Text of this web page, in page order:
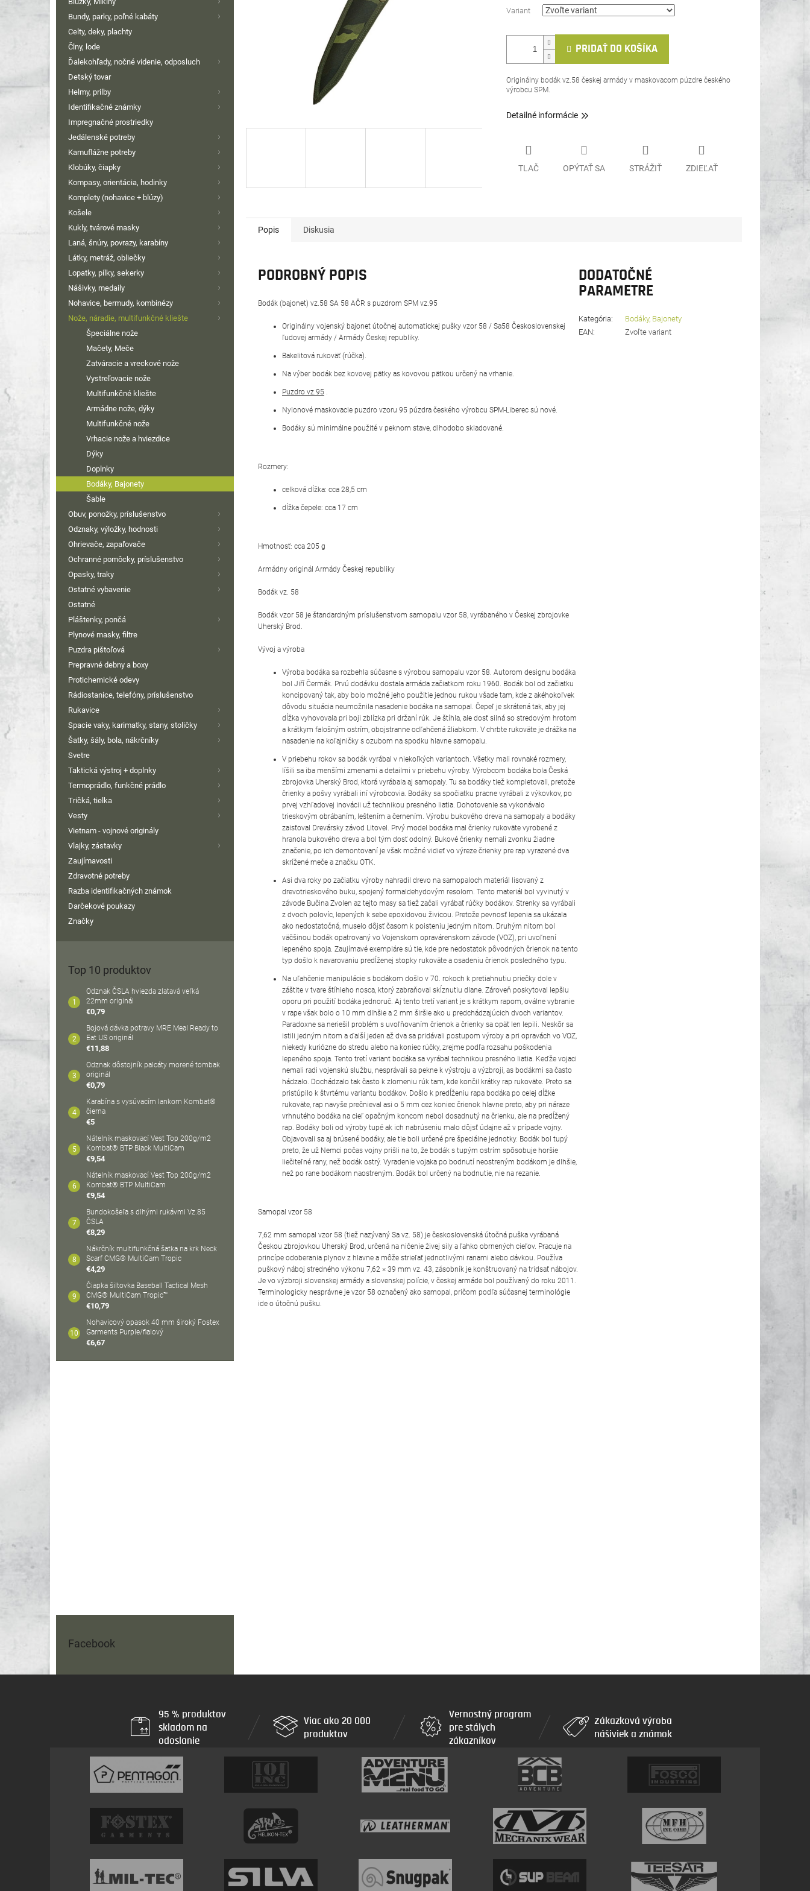
Bundy, parky, poľné kabáty
Celty, deky, plachty
Člny, lode
Ďalekohľady, nočné videnie, odposluch
Detský tovar
Helmy, prilby
Identifikačné známky
Impregnačné prostriedky
Jedálenské potreby
Kamuflážne potreby
Klobúky, čiapky
Kompasy, orientácia, hodinky
Komplety (nohavice + blúzy)
Košele
Kukly, tvárové masky
Laná, šnúry, povrazy, karabíny
Látky, metráž, obliečky
Lopatky, pílky, sekerky
Nášivky, medaily
Nohavice, bermudy, kombinézy
Nože, náradie, multifunkčné kliešte
Špeciálne nože
Mačety, Meče
Zatváracie a vreckové nože
Vystreľovacie nože
Multifunkčné kliešte
Armádne nože, dýky
Multifunkčné nože
Vrhacie nože a hviezdice
Dýky
Doplnky
Bodáky, Bajonety
Šable
Obuv, ponožky, príslušenstvo
Odznaky, výložky, hodnosti
Ohrievače, zapaľovače
Ochranné pomôcky, príslušenstvo
Opasky, traky
Ostatné vybavenie
Ostatné
Pláštenky, pončá
Plynové masky, filtre
Puzdra pištoľová
Prepravné debny a boxy
Protichemické odevy
Rádiostanice, telefóny, príslušenstvo
Rukavice
Spacie vaky, karimatky, stany, stoličky
Šatky, šály, bola, nákrčníky
Svetre
Taktická výstroj + doplnky
Termoprádlo, funkčné prádlo
Tričká, tielka
Vesty
Vietnam - vojnové originály
Vlajky, zástavky
Zaujímavosti
Zdravotné potreby
Razba identifikačných známok
Darčekové poukazy
Značky
Top 10 produktov
Odznak ČSLA hviezda zlatavá veľká
22mm originál
€0,79
Bojová dávka potravy MRE Meal Ready to
Eat US originál
€11,88
Odznak dôstojník palcáty morené tombak
originál
€0,79
Karabína s vysúvacím lankom Kombat®
čierna
€5
Nátelník maskovací Vest Top 200g/m2
Kombat® BTP Black MultiCam
€9,54
Nátelník maskovací Vest Top 200g/m2
Kombat® BTP MultiCam
€9,54
Bundokošeľa s dlhými rukávmi Vz.85
ČSLA
€8,29
Nákrčník multifunkčná šatka na krk Neck
Scarf CMG® MultiCam Tropic
€4,29
Čiapka šiltovka Baseball Tactical Mesh
CMG® MultiCam Tropic™
€10,79
Nohavicový opasok 40 mm široký Fostex
Garments Purple/fialový
€6,67
Facebook
Variant
PRIDAŤ DO KOŠÍKA
Originálny bodák vz.58 českej armády v maskovacom púzdre českého
výrobcu SPM.
Detailné informácie
TLAČ OPÝTAŤ SA STRÁŽIŤ ZDIEĽAŤ
Popis Diskusia
PODROBNÝ POPIS
Bodák (bajonet) vz.58 SA 58 AČR s puzdrom SPM vz.95
Originálny vojenský bajonet útočnej automatickej pušky vzor 58 / Sa58 Československej
ľudovej armády / Armády Českej republiky.
Bakelitová rukoväť (rúčka).
Na výber bodák bez kovovej pätky as kovovou pätkou určený na vrhanie.
Puzdro vz.95
Nylonové maskovacie puzdro vzoru 95 púzdra českého výrobcu SPM-Liberec sú nové.
Bodáky sú minimálne použité v peknom stave, dlhodobo skladované.
Rozmery:
celková dĺžka: cca 28,5 cm
dĺžka čepele: cca 17 cm
Hmotnosť: cca 205 g
Armádny originál Armády Českej republiky
Bodák vz. 58
Bodák vzor 58 je štandardným príslušenstvom samopalu vzor 58, vyrábaného v Českej zbrojovke
Uherský Brod.
Vývoj a výroba
Výroba bodáka sa rozbehla súčasne s výrobou samopalu vzor 58. Autorom designu bodáka
bol Jiří Čermák. Prvú dodávku dostala armáda začiatkom roku 1960. Bodák bol od začiatku
koncipovaný tak, aby bolo možné jeho použitie jednou rukou všade tam, kde z akéhokoľvek
dôvodu situácia neumožnila nasadenie bodáka na samopal. Čepeľ je skrátená tak, aby jej
dĺžka vyhovovala pri boji zblízka pri držaní rúk. Je štíhla, ale dosť silná so stredovým hrotom
a krátkym falošným ostrím, obojstranne odľahčená žliabkom. V chrbte rukoväte je drážka na
nasadenie na koľajničky s ozubom na spodku hlavne samopalu.
V priebehu rokov sa bodák vyrábal v niekoľkých variantoch. Všetky mali rovnaké rozmery,
líšili sa iba menšími zmenami a detailmi v priebehu výroby. Výrobcom bodáka bola Česká
zbrojovka Uherský Brod, ktorá vyrábala aj samopaly. Tu sa bodáky tiež kompletovali, pretože
črienky a pošvy vyrábali iní výrobcovia. Bodáky sa spočiatku pracne vyrábali z výkovkov, po
prvej vzhľadovej inovácii už technikou presného liatia. Dohotovenie sa vykonávalo
trieskovým obrábaním, leštením a černením. Výrobu bukového dreva na samopaly a bodáky
zaisťoval Drevársky závod Litovel. Prvý model bodáka mal črienky rukoväte vyrobené z
hranola bukového dreva a bol tým dosť odolný. Bukové črienky nemali zvonku žiadne
značenie, po ich demontovaní je však možné vidieť vo výreze črienky pre rap vyrazené dva
skrížené meče a značku OTK.
Asi dva roky po začiatku výroby nahradil drevo na samopaloch materiál lisovaný z
drevotrieskového buku, spojený formaldehydovým resolom. Tento materiál bol vyvinutý v
závode Bučina Zvolen az tejto masy sa tiež začali vyrábať rúčky bodákov. Strenky sa vyrábali
z dvoch polovíc, lepených k sebe epoxidovou živicou. Pretože pevnosť lepenia sa ukázala
ako nedostatočná, muselo dôjsť časom k poisteniu jedným nitom. Druhým nitom bol
väčšinou bodák opatrovaný vo Vojenskom opravárenskom závode (VOZ), pri uvoľnení
lepeného spoja. Zaujímavé exempláre sú tie, kde pre nedostatok pôvodných črienok na tento
typ došlo k navarovaniu predĺženej stopky rukoväte a osadeniu črienok posledného typu.
Na uľahčenie manipulácie s bodákom došlo v 70. rokoch k pretiahnutiu priečky dole v
záštite v tvare štíhleho nosca, ktorý zabraňoval skĺznutiu dlane. Zároveň poskytoval lepšiu
oporu pri použití bodáka jednoruč. Aj tento tretí variant je s krátkym rapom, oválne vybranie
v rape však bolo o 10 mm dlhšie a 2 mm širšie ako u predchádzajúcich dvoch variantov.
Paradoxne sa neriešil problém s uvoľňovaním črienok a črienky sa opäť len lepili. Neskôr sa
istili jedným nitom a ďalší jeden až dva sa pridávali postupom výroby a pri opravách vo VOZ,
niekedy kuriózne do stredu alebo na koniec rúčky, zrejme podľa rozsahu poškodenia
lepeného spoja. Tento tretí variant bodáka sa vyrábal technikou presného liatia. Keďže vojaci
nemali radi vojenskú službu, nesprávali sa pekne k výstroju a výzbroji, as bodákmi sa často
hádzalo. Dochádzalo tak často k zlomeniu rúk tam, kde končil krátky rap rukoväte. Preto sa
pristúpilo k štvrtému variantu bodákov. Došlo k predĺženiu rapa bodáka po celej dĺžke
rukoväte, rap navyše prečnieval asi o 5 mm cez koniec črienok hlavne preto, aby pri náraze
vrhnutého bodáka na cieľ opačným koncom nebol dosadnutý na črienku, ale na predĺžený
rap. Bodáky boli od výroby tupé ak ich nabrúseniu malo dôjsť údajne až v prípade vojny.
Objavovali sa aj brúsené bodáky, ale tie boli určené pre špeciálne jednotky. Bodák bol tupý
preto, že už Nemci počas vojny prišli na to, že bodák s tupým ostrím spôsobuje horšie
liečiteľné rany, než bodák ostrý. Vyradenie vojaka po bodnutí neostreným bodákom je dlhšie,
než po rane bodákom naostreným. Bodák bol určený na bodnutie, nie na rezanie.
Samopal vzor 58
7,62 mm samopal vzor 58 (tiež nazývaný Sa vz. 58) je československá útočná puška vyrábaná
Českou zbrojovkou Uherský Brod, určená na ničenie živej sily a ľahko obrnených cieľov. Pracuje na
princípe odoberania plynov z hlavne a môže strieľať jednotlivými ranami alebo dávkou. Používa
puškový náboj stredného výkonu 7,62 × 39 mm vz. 43, zásobník je konštruovaný na tridsať nábojov.
Je vo výzbroji slovenskej armády a slovenskej polície, v českej armáde bol používaný do roku 2011.
Terminologicky nesprávne je vzor 58 označený ako samopal, pričom podľa súčasnej terminológie
ide o útočnú pušku.
DODATOČNÉ
PARAMETRE
Kategória:
Bodáky, Bajonety
EAN: Zvoľte variant
95 % produktov
skladom na
odoslanie
Viac ako 20 000
produktov
Vernostný program
pre stálych
zákazníkov
Zákazková výroba
nášiviek a známok